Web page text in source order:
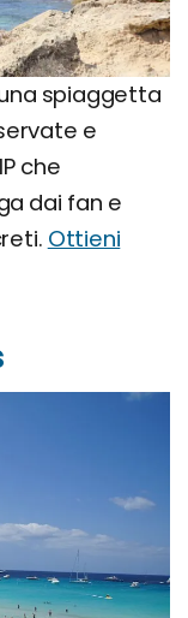
spiaggetta
e
che
dai fan e
Ottieni